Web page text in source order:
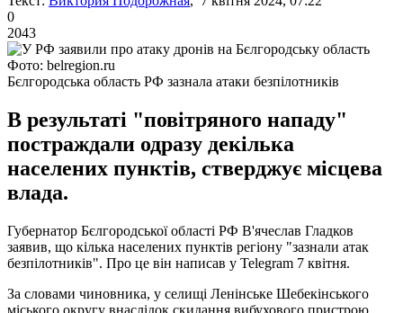
0
2043
Фото: belregion.ru
Бєлгородська область РФ зазнала атаки безпілотників
В результаті "повітряного нападу"
постраждали одразу декілька
населених пунктів, стверджує місцева
влада.
Губернатор Бєлгородської області РФ В'ячеслав Гладков
заявив, що кілька населених пунктів регіону "зазнали атак
безпілотників". Про це він написав у Telegram 7 квітня.
За словами чиновника, у селищі Ленінське Шебекінського
міського округу внаслідок скидання вибухового пристрою